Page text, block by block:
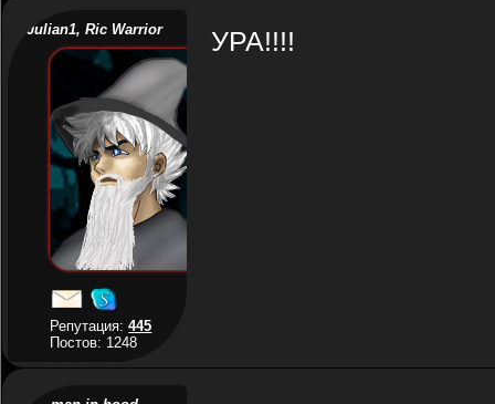
Julian1, Ric Warrior
Репутация:445
Постов: 1248
УРА!!!!